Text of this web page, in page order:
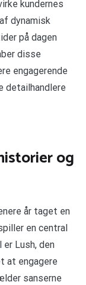
kundernes
dynamisk
på dagen
disse
engagerende
detailhandlere
og
år taget en
en central
Lush, den
at engagere
sanserne